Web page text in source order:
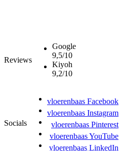
Reviews
Google
9,5/10
Kiyoh
9,2/10
Socials
vloerenbaas Facebook
vloerenbaas Instagram
vloerenbaas Pinterest
vloerenbaas YouTube
vloerenbaas LinkedIn